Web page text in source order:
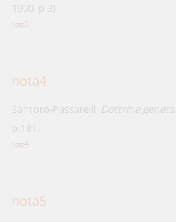
1990, p.3).
top3
nota4
Santoro-Passarelli, Dottrine
p.181.
top4
nota5